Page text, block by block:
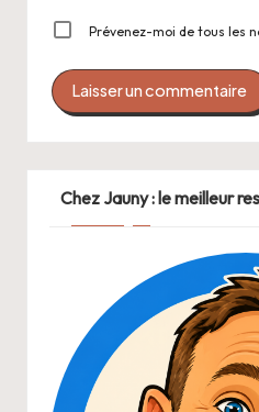
Prévenez-moi de tous les
Chez Jauny : le meilleur